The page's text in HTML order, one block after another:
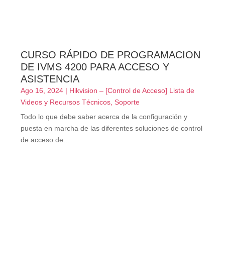
CURSO RÁPIDO DE PROGRAMACION
DE IVMS 4200 PARA ACCESO Y
ASISTENCIA
Ago 16, 2024 | Hikvision – [Control de Acceso] Lista de
Videos y Recursos Técnicos, Soporte
Todo lo que debe saber acerca de la configuración y
puesta en marcha de las diferentes soluciones de control
de acceso de…